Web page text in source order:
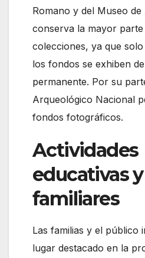
Romano y del Museo
conserva la mayor parte
colecciones, ya que
los fondos se exhiben
permanente. Por su
Arqueológico Nacional
fondos fotográficos.
Actividades
educativas y
familiares
Las familias y el público
lugar destacado en la